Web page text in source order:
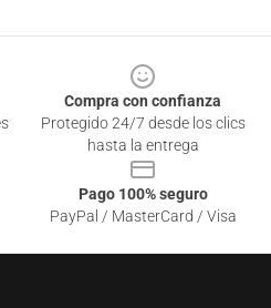
Compra con confianza
Protegido 24/7 desde los clics
hasta la entrega
Pago 100% seguro
PayPal / MasterCard / Visa